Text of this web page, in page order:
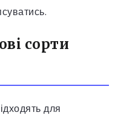
сорти
для